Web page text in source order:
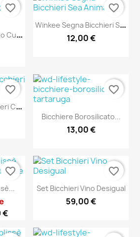
B
Icchiere Borosilicato Cuore
favorite_border
W
Inkee Segna Bicchieri Sea...
12,00 €
favorite_border
W
Inkee Segnabicchieri Cactus
favorite_border
Bicchiere Borosilicato...
13,00 €
favorite_border
€
favorite_border
Set Bicchieri Vino Desigual
59,00 €
favorite_border